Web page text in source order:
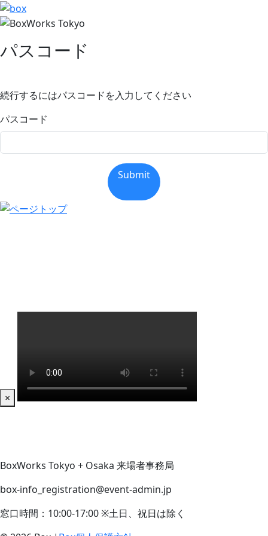
パスコード
続行するにはパスコードを入力してください
パスコード
Submit
BoxWorks Tokyo + Osaka 来場者事務局
box-info_registration@event-admin.jp
窓口時間：10:00-17:00 ※土日、祝日は除く
×